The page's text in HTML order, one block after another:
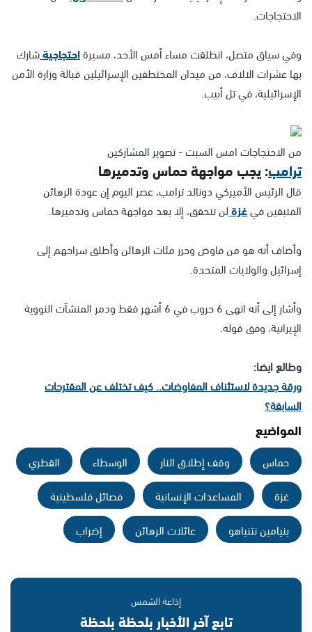
الاحتجاجات.
وفي سياق متصل، انطلقت مساء أمس الأحد، مسيرةاحتجاجيةشارك
بها عشرات الالاف، من ميدان المختطفين الإسرائيلين قبالة وزارة الأمن
الإسرائيلية، في تل أبيب.
من الاحتجاجات امس السبت - تصوير المشاركين
ترامب: يجب مواجهة حماس وتدميرها
قال الرئيس الأميركي دونالد ترامب، عصر اليوم إن عودة الرهائن
المتبقين فيغزةلن تتحقق، إلا بعد مواجهة حماس وتدميرها.
وأضاف أنه هو من فاوض وحرر مئات الرهائن وأطلق سراحهم إلى
إسرائيل والولايات المتحدة.
وأشار إلى أنه انهى 6 حروب في 6 أشهر فقط ودمر المنشآت النووية
الإيرانية، وفق قوله.
وطالع ايضا:
ورقة جديدة لاستئناف المفاوضات.. كيف تختلف عن المقترحات
السابقة؟
المواضيع
حماس وقف إطلاق النار الوسطاء
القطري
غزة
المساعدات الإنسانية
فصائل فلسطينية
بنيامين نتنياهو
عائلات الرهائن إضراب
إذاعة الشمس
تابع آخر الأخبار بلحظة بلحظة